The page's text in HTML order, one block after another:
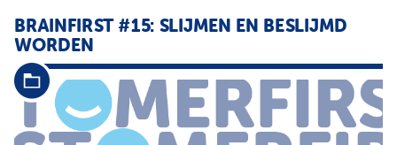
BRAINFIRST #15: SLIJMEN EN BESLIJMD
WORDEN